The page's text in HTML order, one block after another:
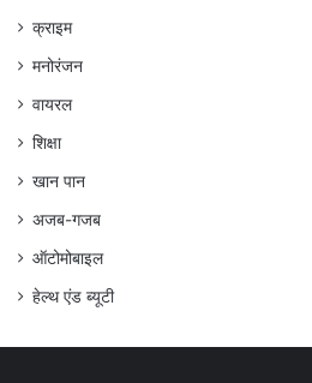
क्राइम
मनोरंजन
वायरल
शिक्षा
खान पान
अजब-गजब
ऑटोमोबाइल
हेल्थ एंड ब्यूटी